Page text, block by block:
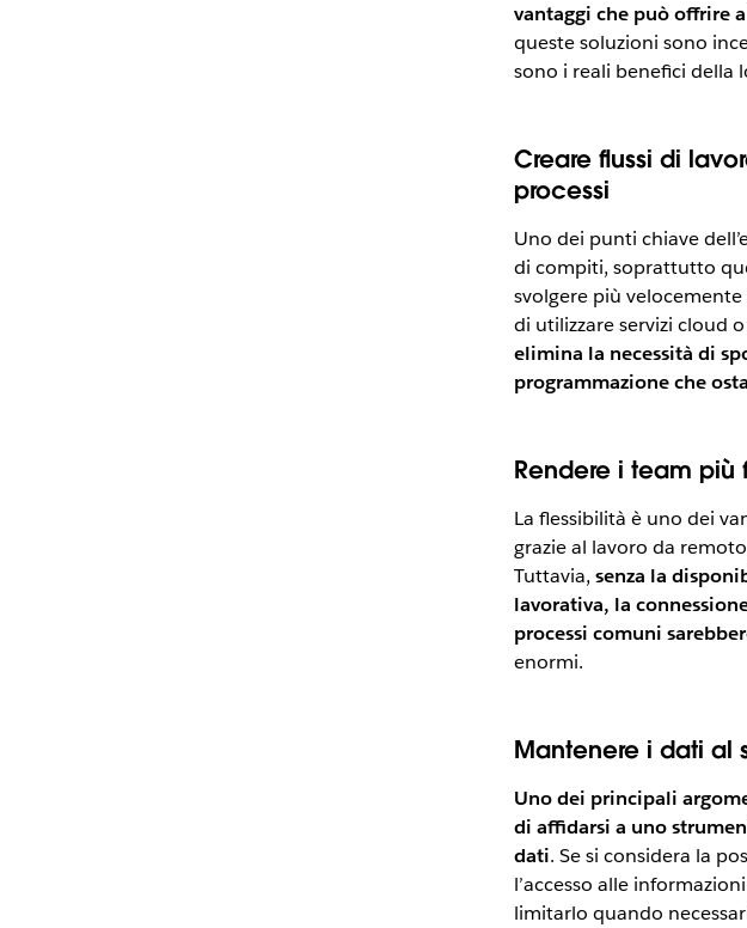
vantaggi che può offrire
queste soluzioni sono
sono i reali benefici della
Creare flussi di
processi
Uno dei punti chiave
di compiti, soprattutto
svolgere più
di utilizzare servizi cloud
elimina la necessità di
programmazione che
Rendere i team più
La flessibilità è uno dei
grazie al lavoro da
Tuttavia, senza la
lavorativa, la
processi comuni
enormi.
Mantenere i dati al
Uno dei principali
di affidarsi a uno
dati. Se si considera la
l’accesso alle
limitarlo quando